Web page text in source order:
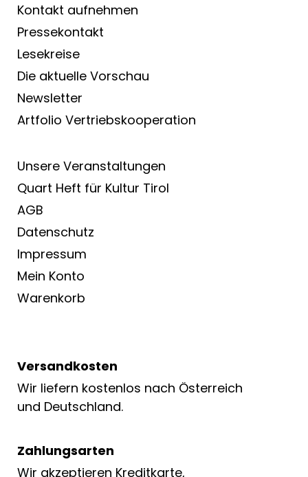
Kontakt aufnehmen
Pressekontakt
Lesekreise
Die aktuelle Vorschau
Newsletter
Artfolio Vertriebs­kooperation
Unsere Veranstaltungen
Quart Heft für Kultur Tirol
AGB
Datenschutz
Impressum
Mein Konto
Warenkorb
Versandkosten
Wir liefern kostenlos nach Österreich
und Deutschland.
Zahlungsarten
Wir akzeptieren Kreditkarte,